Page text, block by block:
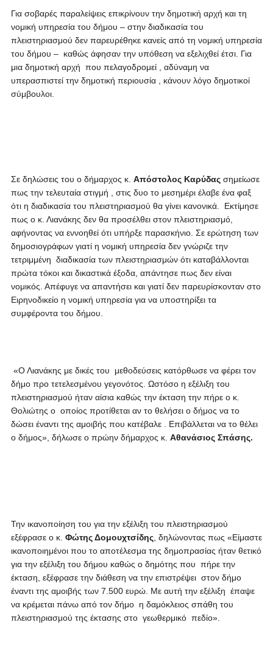
Για σοβαρές παραλείψεις επικρίνουν την δημοτική αρχή και τη
νομική υπηρεσία του δήμου – στην διαδικασία του
πλειστηριασμού δεν παρευρέθηκε κανείς από τη νομική υπηρεσία
του δήμου – καθώς άφησαν την υπόθεση να εξελιχθεί έτσι. Για
μια δημοτική αρχή που πελαγοδρομεί , αδύναμη να
υπερασπιστεί την δημοτική περιουσία , κάνουν λόγο δημοτικοί
σύμβουλοι.
Σε δηλώσεις του ο δήμαρχος κ. Απόστολος Καρύδας σημείωσε
πως την τελευταία στιγμή , στις δυο το μεσημέρι έλαβε ένα φαξ
ότι η διαδικασία του πλειστηριασμού θα γίνει κανονικά. Εκτίμησε
πως ο κ. Λιανάκης δεν θα προσέλθει στον πλειστηριασμό,
αφήνοντας να εννοηθεί ότι υπήρξε παρασκήνιο. Σε ερώτηση των
δημοσιογράφων γιατί η νομική υπηρεσία δεν γνώριζε την
τετριμμένη διαδικασία των πλειστηριασμών ότι καταβάλλονται
πρώτα τόκοι και δικαστικά έξοδα, απάντησε πως δεν είναι
νομικός. Απέφυγε να απαντήσει και γιατί δεν παρευρίσκονταν στο
Ειρηνοδικείο η νομική υπηρεσία για να υποστηρίξει τα
συμφέροντα του δήμου.
«Ο Λιανάκης με δικές του μεθοδεύσεις κατόρθωσε να φέρει τον
δήμο προ τετελεσμένου γεγονότος. Ωστόσο η εξέλιξη του
πλειστηριασμού ήταν αίσια καθώς την έκταση την πήρε ο κ.
Θολιώτης ο οποίος προτίθεται αν το θελήσει ο δήμος να το
δώσει έναντι της αμοιβής που κατέβαλε . Επιβάλλεται να το θέλει
ο δήμος», δήλωσε ο πρώην δήμαρχος κ. Αθανάσιος Σπάσης.
Την ικανοποίηση του για την εξέλιξη του πλειστηριασμού
εξέφρασε ο κ. Φώτης Δομουχτσίδης, δηλώνοντας πως «Είμαστε
ικανοποιημένοι που το αποτέλεσμα της δημοπρασίας ήταν θετικό
για την εξέλιξη του δήμου καθώς ο δημότης που πήρε την
έκταση, εξέφρασε την διάθεση να την επιστρέψει στον δήμο
έναντι της αμοιβής των 7.500 ευρώ. Με αυτή την εξέλιξη έπαψε
να κρέμεται πάνω από τον δήμο η δαμόκλειος σπάθη του
πλειστηριασμού της έκτασης στο γεωθερμικό πεδίο».